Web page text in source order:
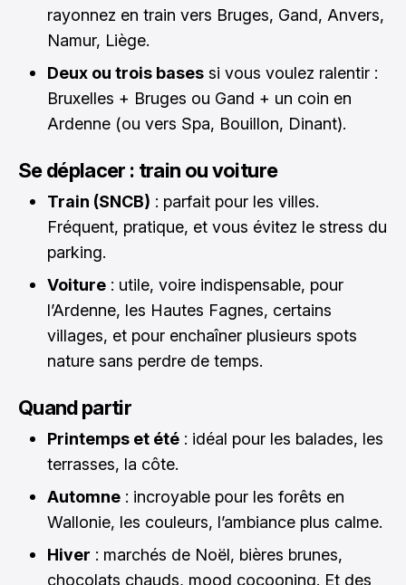
rayonnez en train vers Bruges, Gand, Anvers,
Namur, Liège.
Deux ou trois bases si vous voulez ralentir :
Bruxelles + Bruges ou Gand + un coin en
Ardenne (ou vers Spa, Bouillon, Dinant).
Se déplacer : train ou voiture
Train (SNCB) : parfait pour les villes.
Fréquent, pratique, et vous évitez le stress du
parking.
Voiture : utile, voire indispensable, pour
l’Ardenne, les Hautes Fagnes, certains
villages, et pour enchaîner plusieurs spots
nature sans perdre de temps.
Quand partir
Printemps et été : idéal pour les balades, les
terrasses, la côte.
Automne : incroyable pour les forêts en
Wallonie, les couleurs, l’ambiance plus calme.
Hiver : marchés de Noël, bières brunes,
chocolats chauds, mood cocooning. Et des